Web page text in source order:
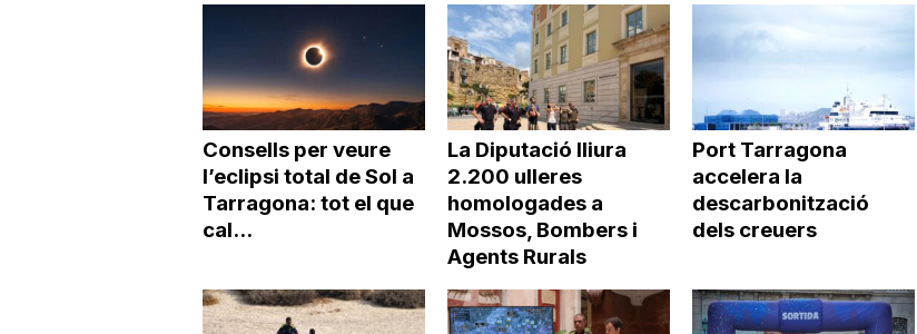
volum.
Consells per veure
l’eclipsi total de Sol a
Tarragona: tot el que
cal...
La Diputació lliura
2.200 ulleres
homologades a
Mossos, Bombers i
Agents Rurals
Port Tarragona
accelera la
descarbonització
dels creuers